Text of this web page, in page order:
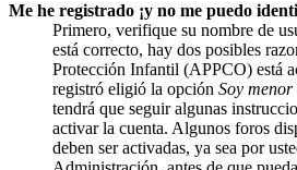
Me he registrado ¡y no me puedo
Primero, verifique su nombre de
está correcto, hay dos posibles
Protección Infantil (APPCO) está
registró eligió la opción Soy menor
tendrá que seguir algunas
activar la cuenta. Algunos foros
deben ser activadas, ya sea por